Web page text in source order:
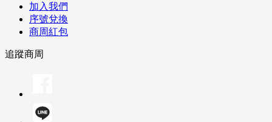
加入我們
序號兌換
商周紅包
追蹤商周